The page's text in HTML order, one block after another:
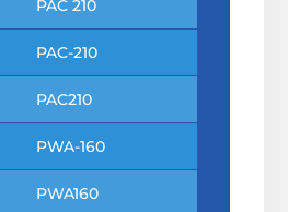
PAC 210
PAC-210
PAC210
PWA-160
PWA160